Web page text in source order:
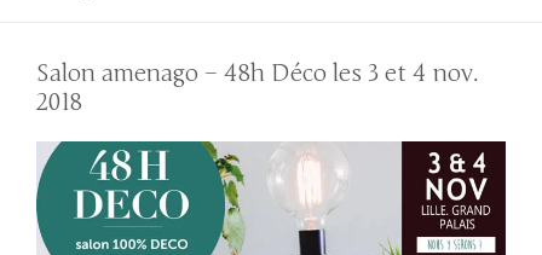
Salon amenago – 48h Déco les 3 et 4 nov.
2018